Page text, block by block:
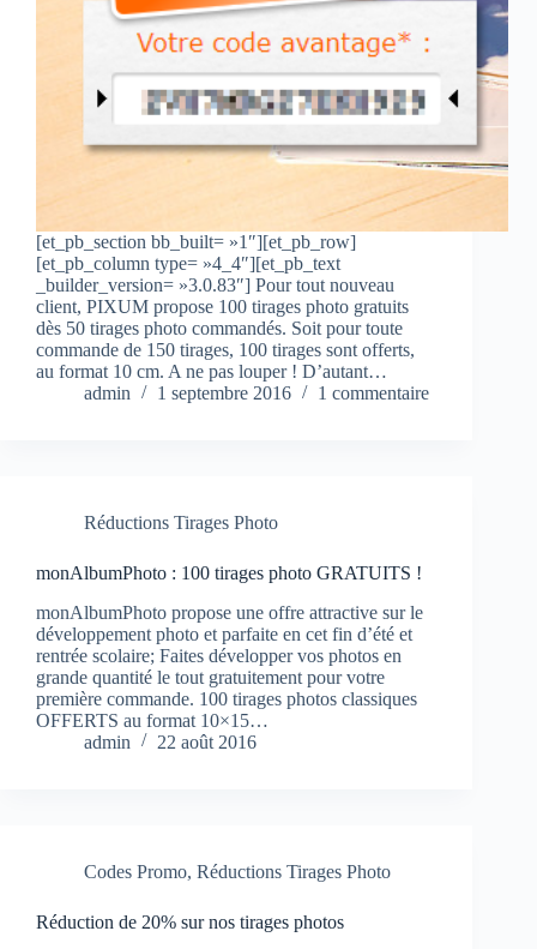
[et_pb_section bb_built= »1″][et_pb_row]
[et_pb_column type= »4_4″][et_pb_text
_builder_version= »3.0.83″] Pour tout nouveau
client, PIXUM propose 100 tirages photo gratuits
dès 50 tirages photo commandés. Soit pour toute
commande de 150 tirages, 100 tirages sont offerts,
au format 10 cm. A ne pas louper ! D’autant…
admin
1 septembre 2016 1 commentaire
Réductions Tirages Photo
monAlbumPhoto : 100 tirages photo GRATUITS !
monAlbumPhoto propose une offre attractive sur le
développement photo et parfaite en cet fin d’été et
rentrée scolaire; Faites développer vos photos en
grande quantité le tout gratuitement pour votre
première commande. 100 tirages photos classiques
OFFERTS au format 10×15…
admin
22 août 2016
Codes Promo, Réductions Tirages Photo
Réduction de 20% sur nos tirages photos